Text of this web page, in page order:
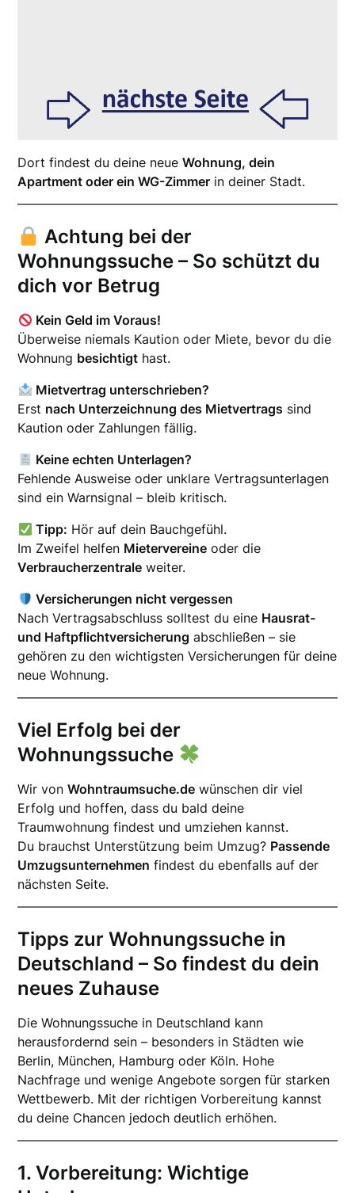
Dort findest du deine neueWohnung, dein
Apartment oder ein WG-Zimmer in deiner Stadt.
Achtung bei der
Wohnungssuche – So schützt du
dich vor Betrug
Kein Geld im Voraus!
Überweise niemals Kaution oder Miete, bevor du die
Wohnung besichtigt hast.
Mietvertrag unterschrieben?
Erst nach Unterzeichnung des Mietvertrags sind
Kaution oder Zahlungen fällig.
Keine echten Unterlagen?
Fehlende Ausweise oder unklare Vertragsunterlagen
sind ein Warnsignal – bleib kritisch.
Tipp: Hör auf dein Bauchgefühl.
Im Zweifel helfen Mietervereine oder die
Verbraucherzentrale weiter.
Versicherungen nicht vergessen
Nach Vertragsabschluss solltest du eine Hausrat-
und Haftpflichtversicherung abschließen – sie
gehören zu den wichtigsten Versicherungen für deine
neue Wohnung.
Viel Erfolg bei der
Wohnungssuche
Wir vonWohntraumsuche.de wünschen dir viel
Erfolg und hoffen, dass du bald deine
Traumwohnung findest und umziehen kannst.
Du brauchst Unterstützung beim Umzug? Passende
Umzugsunternehmen findest du ebenfalls auf der
nächsten Seite.
Tipps zur Wohnungssuche in
Deutschland – So findest du dein
neues Zuhause
Die Wohnungssuche in Deutschland kann
herausfordernd sein – besonders in Städten wie
Berlin, München, Hamburg oder Köln. Hohe
Nachfrage und wenige Angebote sorgen für starken
Wettbewerb. Mit der richtigen Vorbereitung kannst
du deine Chancen jedoch deutlich erhöhen.
1. Vorbereitung: Wichtige